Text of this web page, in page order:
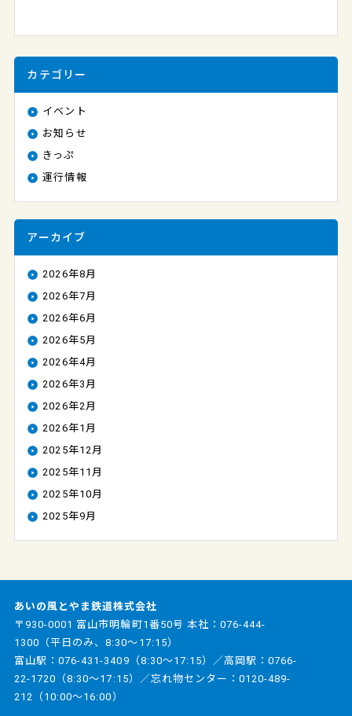
カテゴリー
イベント
お知らせ
きっぷ
運行情報
アーカイブ
2026年8月
2026年7月
2026年6月
2026年5月
2026年4月
2026年3月
2026年2月
2026年1月
2025年12月
2025年11月
2025年10月
2025年9月
あいの風とやま鉄道株式会社
〒930-0001 富山市明輪町1番50号 本社： 076-444-
1300 （平日のみ、8:30～17:15）
富山駅：076-431-3409 （8:30～17:15）／高岡駅：0766-
22-1720 （8:30～17:15）／忘れ物センター：0120-489-
212 （10:00～16:00）